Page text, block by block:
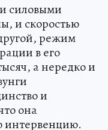
силовыми
и скоростью
режим
в его
а нередко и
и
она
интервенцию.